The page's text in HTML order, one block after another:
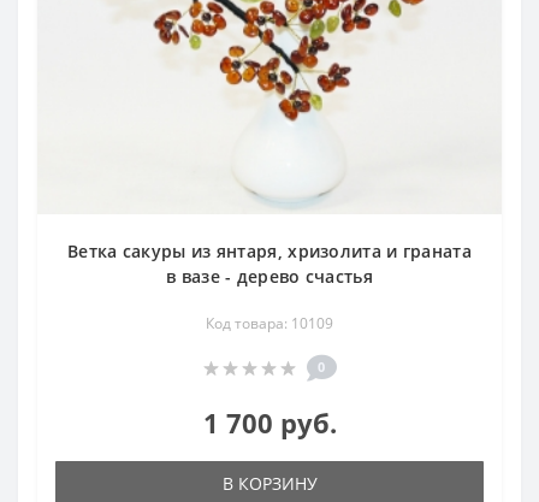
Ветка сакуры из янтаря, хризолита и граната
в вазе - дерево счастья
Код товара: 10109
0
1 700 руб.
В КОРЗИНУ